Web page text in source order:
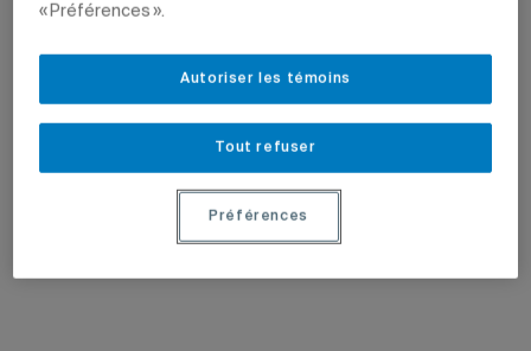
« Préférences ».
Tout refuser
Autoriser les témoins
Préférences